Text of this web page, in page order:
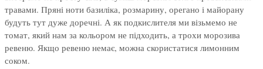
травами. Пряні ноти базиліка, розмарину, орегано і майорану
будуть тут дуже доречні. А як подкислителя ми візьмемо не
томат, який нам за кольором не підходить, а трохи морозива
ревеню. Якщо ревеню немає, можна скористатися лимонним
соком.